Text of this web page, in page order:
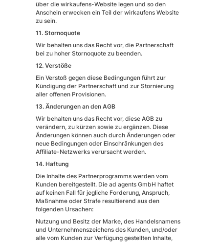
über die wirkaufens-Website legen und so den
Anschein erwecken ein Teil der wirkaufens Website
zu sein.
11. Stornoquote
Wir behalten uns das Recht vor, die Partnerschaft
bei zu hoher Stornoquote zu beenden.
12. Verstöße
Ein Verstoß gegen diese Bedingungen führt zur
Kündigung der Partnerschaft und zur Stornierung
aller offenen Provisionen.
13. Änderungen an den AGB
Wir behalten uns das Recht vor, diese AGB zu
verändern, zu kürzen sowie zu ergänzen. Diese
Änderungen können auch durch Änderungen oder
neue Bedingungen oder Einschränkungen des
Affiliate-Netzwerks verursacht werden.
14. Haftung
Die Inhalte des Partnerprogramms werden vom
Kunden bereitgestellt. Die ad agents GmbH haftet
auf keinen Fall für jegliche Forderung, Anspruch,
Maßnahme oder Strafe resultierend aus den
folgenden Ursachen:
Nutzung und Besitz der Marke, des Handelsnamens
und Unternehmenszeichens des Kunden, und/oder
alle vom Kunden zur Verfügung gestellten Inhalte,